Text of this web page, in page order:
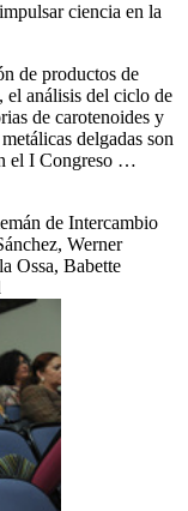
ciencia en la
de productos de
el análisis del ciclo de
de carotenoides y
delgadas son
el I Congreso …
de Intercambio
Werner
Ossa, Babette